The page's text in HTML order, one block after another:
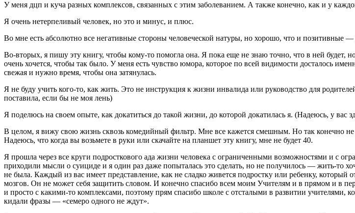
У меня дцп и куча разных комплексов, связанных с этим заболеванием. А также конечно, как и у
Я очень нетерпеливый человек, но это и минус, и плюс.
Во мне есть абсолютно все негативные стороны человеческой натуры, но хорошо, что и позитивные —
Во-вторых, я пишу эту книгу, чтобы кому-то помогла она. Я пока еще не знаю точно, что в ней будет,
очень хочется, чтобы так было. У меня есть чувство юмора, которое по всей видимости досталось
свежая и нужно время, чтобы она затянулась.
Я не буду учить кого-то, как жить. Это не инструкция к жизни инвалида или руководство для
поставила, если бы не моя лень)
Я поделюсь на своем опыте, как докатиться до такой жизни, до которой докатилась я. (Надеюсь, у вас
В целом, я вижу свою жизнь сквозь комедийный фильтр. Мне все кажется смешным. Но так конечно
Надеюсь, что когда вы возьмете в руки или скачайте на планшет эту книгу, мне не будет 40.
Я прошла через все круги подросткового ада жизни человека с ограниченными возможностями и с
приходили мысли о суициде и я один раз даже попыталась это сделать, но не получилось — жить-то
не была. Каждый из вас имеет представление, как не сладко живется подростку или ребенку, который
мозгов. Он не может себя защитить словом. И конечно спасибо всем моим Учителям и в прямом и в
и просто с какими-то комплексами, поэтому прям спасибо школе с отсталыми в развитии учителями,
кидали фразы — «семеро одного не ждут».